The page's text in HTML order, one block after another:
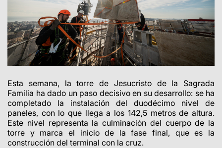
Esta semana, la torre de Jesucristo de la Sagrada
Familia ha dado un paso decisivo en su desarrollo: se ha
completado la instalación del duodécimo nivel de
paneles, con lo que llega a los 142,5 metros de altura.
Este nivel representa la culminación del cuerpo de la
torre y marca el inicio de la fase final, que es la
construcción del terminal con la cruz.